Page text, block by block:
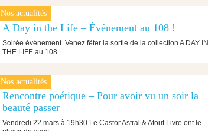
Nos actualités
28 mars 2019
A Day in the Life – Événement au 108 !
Soirée événement Venez fêter la sortie de la collection A DAY IN
THE LIFE au 108…
Nos actualités
20 mars 2019
Rencontre poétique – Pour avoir vu un soir la
beauté passer
Vendredi 22 mars à 19h30 Le Castor Astral & Atout Livre ont le